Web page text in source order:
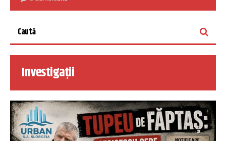
Investigații